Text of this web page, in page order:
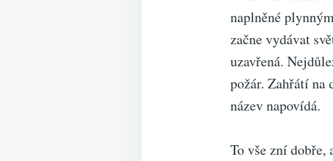
naplněné
začne vydávat
uzavřená.
požár. Zahřátí
název napovídá.
To vše zní dobře,